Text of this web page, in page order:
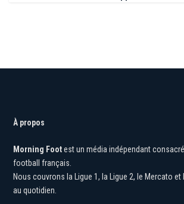
Morning Footest un média indépendant consacré
football français.
Nous couvrons la Ligue 1, la Ligue 2, le Mercato et